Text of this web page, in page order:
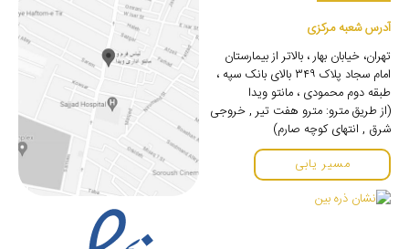
آدرس شعبه مرکزی
تهران، خیابان بهار ، بالاتر از بیمارستان
امام سجاد پلاک ۳۴۹ بالای بانک سپه ،
طبقه دوم محمودی ، مانتو ویدا
(از طریق مترو: مترو هفت تیر , خروجی
شرق , انتهای کوچه صارم)
مسیر یابی